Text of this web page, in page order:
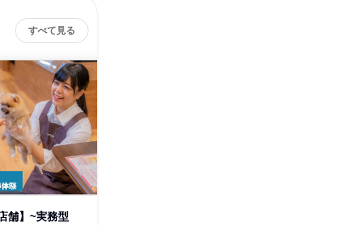
すべて見る
舗】~実務型